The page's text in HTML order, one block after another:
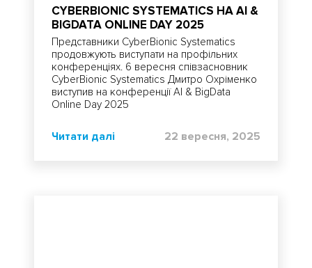
CYBERBIONIC SYSTEMATICS НА AI &
BIGDATA ONLINE DAY 2025
Представники CyberBionic Systematics
продовжують виступати на профільних
конференціях. 6 вересня співзасновник
CyberBionic Systematics Дмитро Охріменко
виступив на конференції AI & BigData
Online Day 2025
Читати далі 22 вересня, 2025